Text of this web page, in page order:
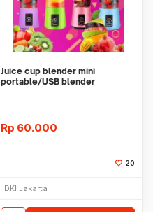
Juice cup blender mini
portable/USB blender
Rp 60.000
20
DKI Jakarta